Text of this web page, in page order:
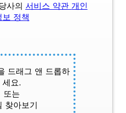
사의 서비스 약관 개인
보 정책
드래그 앤 드롭하
세요.
또는
찾아보기